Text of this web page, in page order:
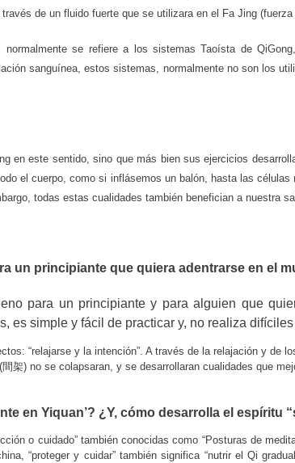
de un fluido fuerte que se utilizara en el Fa Jing
se refiere a los sistemas Taoísta de
sanguínea, estos sistemas, normalmente no son los
en este sentido, sino que más bien sus ejercicios
el cuerpo, como si inflásemos un balón, hasta las
todas estas cualidades también benefician a nuestra
un principiante que quiera adentrarse en el
para un principiante y para alguien que
es simple y fácil de practicar y, no realiza
“relajarse y la intención”. A través de la relajación y de
間架) no se colapsaran, y se desarrollaran cualidades que
en Yiquan’? ¿Y, cómo desarrolla el espíritu
o cuidado” también conocidas como “Posturas de
“proteger y cuidar” también significa “nutrir el Qi